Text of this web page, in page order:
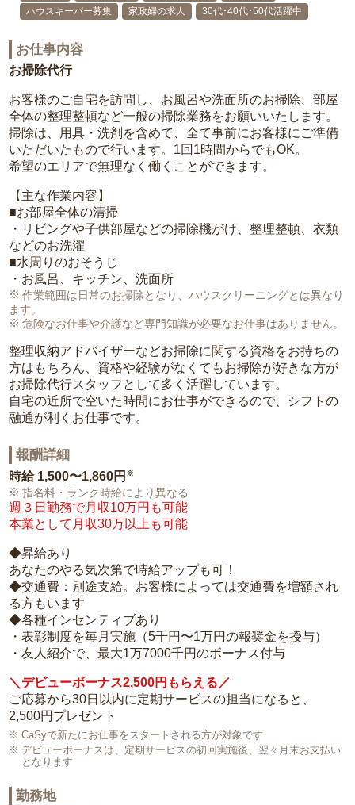
ハウスキーパー募集
家政婦の求人 30代･40代･50代活躍中
お仕事内容
お掃除代行
お客様のご自宅を訪問し、お風呂や洗面所のお掃除、部屋
全体の整理整頓など一般の掃除業務をお願いいたします。
掃除は、用具・洗剤を含めて、全て事前にお客様にご準備
いただいたもので行います。1回1時間からでもOK。
希望のエリアで無理なく働くことができます。
【主な作業内容】
■お部屋全体の清掃
・リビングや子供部屋などの掃除機がけ、整理整頓、衣類
などのお洗濯
■水周りのおそうじ
・お風呂、キッチン、洗面所
作業範囲は日常のお掃除となり、ハウスクリーニングとは異なり
ます。
危険なお仕事や介護など専門知識が必要なお仕事はありません。
整理収納アドバイザーなどお掃除に関する資格をお持ちの
方はもちろん、資格や経験がなくてもお掃除が好きな方が
お掃除代行スタッフとして多く活躍しています。
自宅の近所で空いた時間にお仕事ができるので、シフトの
融通が利くお仕事です。
報酬詳細
時給 1,500〜1,860円 ※
指名料・ランク時給により異なる
週３日勤務で月収10万円も可能
本業として月収30万以上も可能
◆昇給あり
あなたのやる気次第で時給アップも可！
◆交通費：別途支給。お客様によっては交通費を増額され
る方もいます
◆各種インセンティブあり
・表彰制度を毎月実施（5千円〜1万円の報奨金を授与）
・友人紹介で、最大1万7000千円のボーナス付与
＼デビューボーナス2,500円もらえる／
ご応募から30日以内に定期サービスの担当になると、
2,500円プレゼント
CaSyで新たにお仕事をスタートされる方が対象です
デビューボーナスは、定期サービスの初回実施後、翌々月末お支払い
となります
勤務地